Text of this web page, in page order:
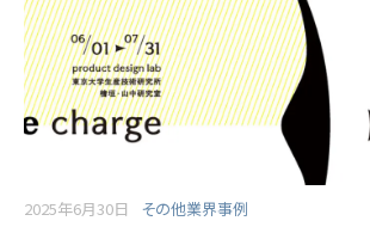
2025年6月30日 その他業界事例